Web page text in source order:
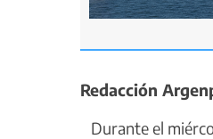
Redacción
Durante el